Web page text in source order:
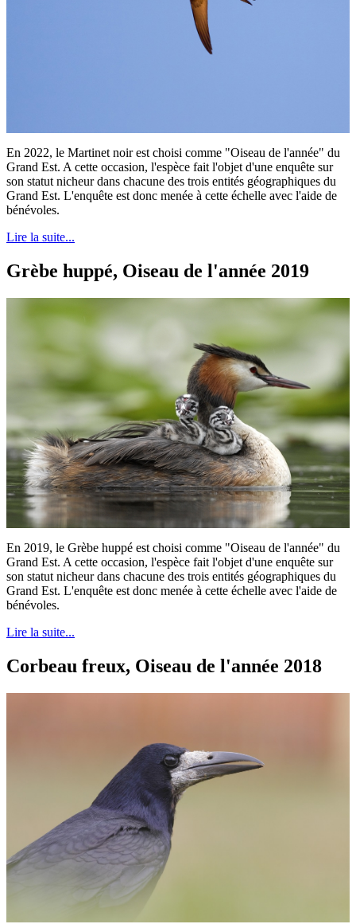
En 2022, le Martinet noir est choisi comme "Oiseau de l'année" du
Grand Est. A cette occasion, l'espèce fait l'objet d'une enquête sur
son statut nicheur dans chacune des trois entités géographiques du
Grand Est. L'enquête est donc menée à cette échelle avec l'aide de
bénévoles.
Lire la suite...
Grèbe huppé, Oiseau de l'année 2019
En 2019, le Grèbe huppé est choisi comme "Oiseau de l'année" du
Grand Est. A cette occasion, l'espèce fait l'objet d'une enquête sur
son statut nicheur dans chacune des trois entités géographiques du
Grand Est. L'enquête est donc menée à cette échelle avec l'aide de
bénévoles.
Lire la suite...
Corbeau freux, Oiseau de l'année 2018